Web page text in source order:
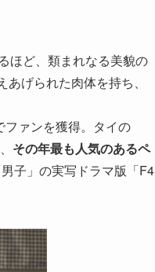
ほど、類まれなる美貌の
げられた肉体を持ち、
ファンを獲得。タイの
その年最も人気のあるペ
子」の実写ドラマ版「F4